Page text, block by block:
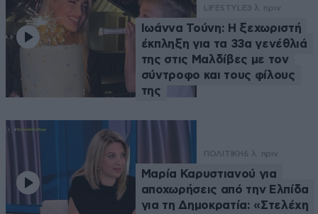
LIFESTYLE3 λ. πριν
Ιωάννα Τούνη: Η ξεχωριστή
έκπληξη για τα 33α γενέθλιά
της στις Μαλδίβες με τον
σύντροφο και τους φίλους
της
ΠΟΛΙΤΙΚΗ6 λ. πριν
Μαρία Καρυστιανού για
αποχωρήσεις από την Ελπίδα
για τη Δημοκρατία: «Στελέχη